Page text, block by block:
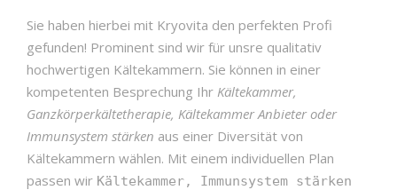
Sie haben hierbei mit Kryovita den perfekten Profi
gefunden! Prominent sind wir für unsre qualitativ
hochwertigen Kältekammern. Sie können in einer
kompetenten Besprechung Ihr Kältekammer,
Ganzkörperkältetherapie, Kältekammer Anbieter oder
Immunsystem stärken aus einer Diversität von
Kältekammern wählen. Mit einem individuellen Plan
passen wir Kältekammer, Immunsystem stärken